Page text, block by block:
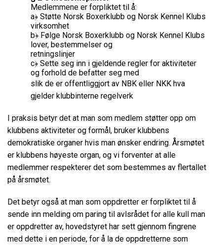
Medlemmene er forpliktet til å:
a﴿ Støtte Norsk Boxerklubb og Norsk Kennel Klubs
virksomhet
b﴿ Følge Norsk Boxerklubb og Norsk Kennel Klubs
lover, bestemmelser og
retningslinjer
c﴿ Sette seg inn i gjeldende regler for aktiviteter
og forhold de befatter seg med
slik de er offentliggjort av NBK eller NKK hva
gjelder klubbinterne regelverk
I praksis betyr det at man som medlem støtter opp om
klubbens aktiviteter og formål, bruker klubbens
demokratiske organer hvis man ønsker endring. Årsmøtet
er klubbens høyeste organ, og vi forventer at alle
medlemmer respekterer det som bestemmes av flertallet
på årsmøtet.
Det betyr også at man som oppdretter er forpliktet til å
sende inn melding om paring til avlsrådet for alle kull man
er oppdretter av, hovedstyret har sett gjennom fingrene
med dette i en periode, for å la de oppdretterne som